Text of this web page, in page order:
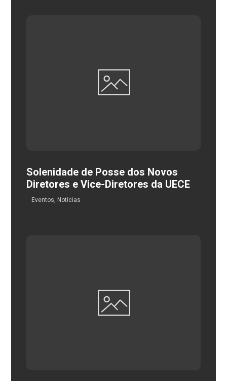
Solenidade de Posse dos Novos
Diretores e Vice-Diretores da UECE
Eventos, Notícias